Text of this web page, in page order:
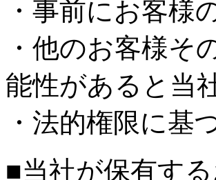
・事前にお客様
・他のお客様そ
能性があると当
・法的権限に基
■当社が保有す